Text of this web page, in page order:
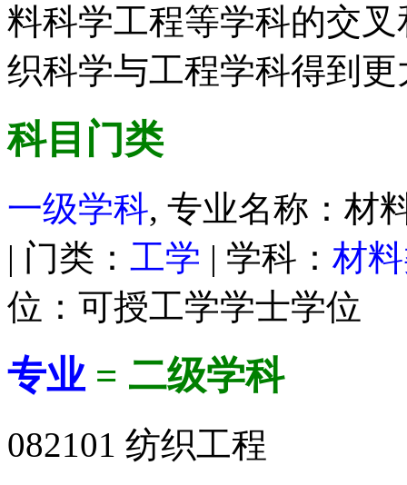
料科学工程等学科的交
织科学与工程学科得到
科目门类
一级学科, 专业名称：材
| 门类： 工学 | 学科： 材
位：可授工学学士学位
专业= 二级学科
082101 纺织工程